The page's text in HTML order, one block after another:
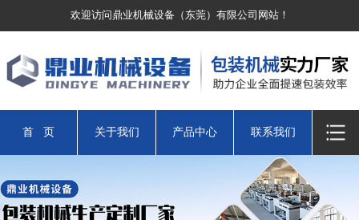
欢迎访问鼎业机械设备（东莞）有限公司网站！
首 页 关于我们 产品中心 联系我们